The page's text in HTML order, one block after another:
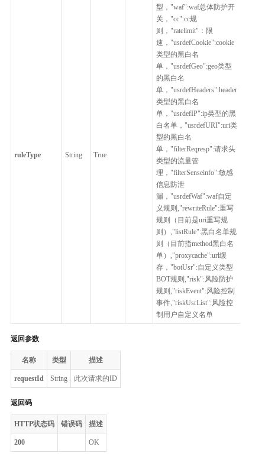
ruleType String True
型，"waf":waf总体防护开
关，"cc":cc规
则，"ratelimit"：限
速，"usrdefCookie":cookie
类型的黑白名
单，"usrdefGeo":geo类型
的黑白名
单，"usrdefHeaders":header
类型的黑白名
单，"usrdefIP":ip类型的黑
白名单，"usrdefURI":uri类
型的黑白名
单，"filterReqresp":请求头
类型的流量管
理，"filterSenseinfo":敏感
信息防泄
漏，"usrdefWaf":waf自定
义规则,"rewriteRule":重写
规则（目前是uri重写规
则）,"listRule":黑白名单规
则（目前指method黑白名
单）,"proxycache":url缓
存，"botUsr":自定义类型
BOT规则,"risk":风险防护
规则,"riskEvent":风险控制
事件,"riskUsrList":风险控
制用户自定义名单
返回参数
名称 类型 描述
requestId String 此次请求的ID
返回码
HTTP状态码 错误码 描述
200 OK